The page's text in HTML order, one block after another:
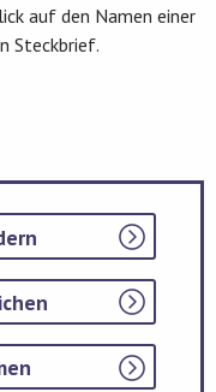
auf den Namen einer
Steckbrief.